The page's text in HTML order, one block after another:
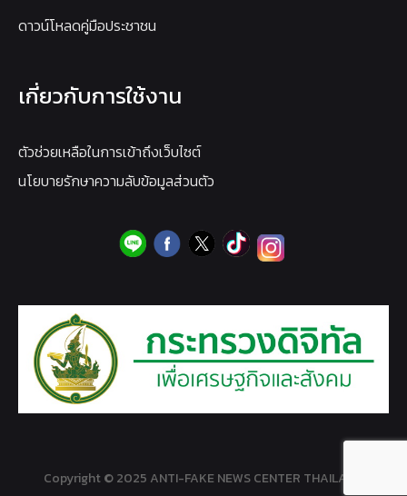
ดาวน์โหลดคู่มือประชาชน
เกี่ยวกับการใช้งาน
ตัวช่วยเหลือในการเข้าถึงเว็บไซต์
นโยบายรักษาความลับข้อมูลส่วนตัว
Copyright © 2025 ANTI-FAKE NEWS CENTER THAILAND